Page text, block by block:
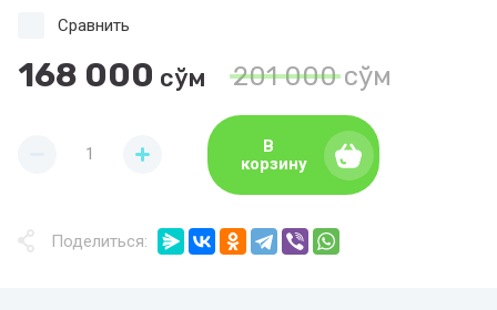
201 000сўм
168 000 сўм
Сравнить
В
корзину
Поделиться: